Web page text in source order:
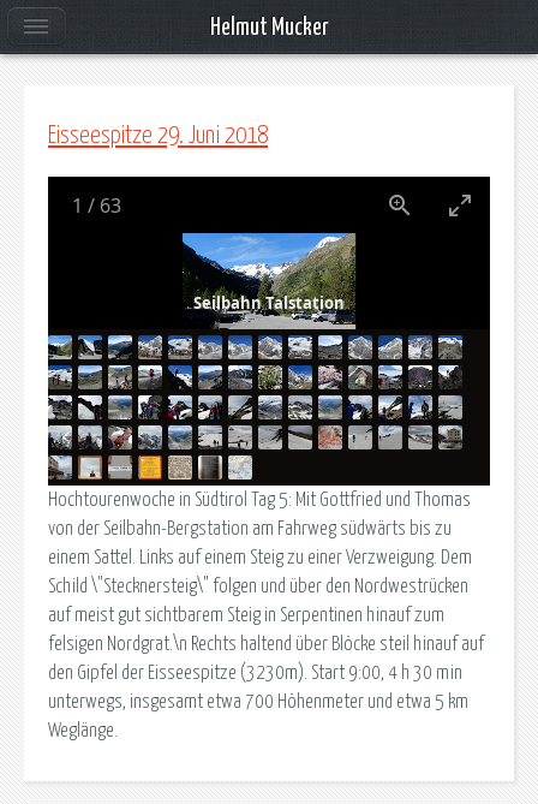
Eisseespitze 29. Juni 2018
Seilbahn Talstation
1 / 63
Hochtourenwoche in Südtirol Tag 5: Mit Gottfried und Thomas
von der Seilbahn-Bergstation am Fahrweg südwärts bis zu
einem Sattel. Links auf einem Steig zu einer Verzweigung. Dem
Schild \"Stecknersteig\" folgen und über den Nordwestrücken
auf meist gut sichtbarem Steig in Serpentinen hinauf zum
felsigen Nordgrat.\n Rechts haltend über Blöcke steil hinauf auf
den Gipfel der Eisseespitze (3230m). Start 9:00, 4 h 30 min
unterwegs, insgesamt etwa 700 Höhenmeter und etwa 5 km
Weglänge.
Helmut Mucker